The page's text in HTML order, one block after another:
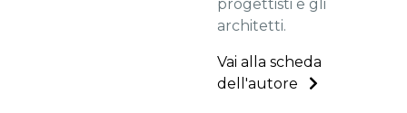
progettisti e gli
architetti.
Vai alla scheda
dell'autore